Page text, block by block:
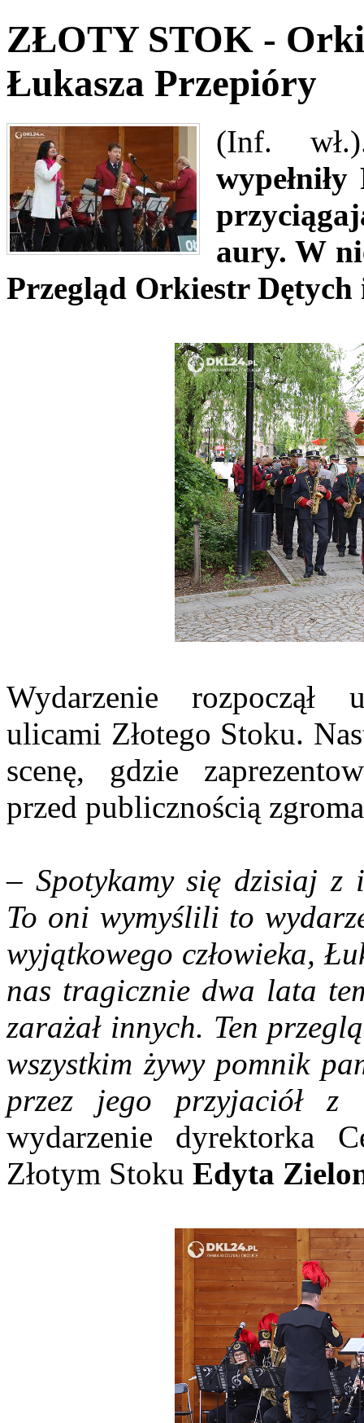
ZŁOTY STOK -
Łukasza Przepióry
(Inf.
aury. W
Przegląd Orkiestr
Wydarzenie rozpoczął
ulicami Złotego Stoku.
scenę, gdzie
przed publicznością
– Spotykamy się dzisiaj z
To oni wymyślili to
wyjątkowego człowieka,
nas tragicznie dwa lata
zarażał innych. Ten
wszystkim żywy pomnik
przez jego przyjaciół z
wydarzenie dyrektorka
Złotym Stoku Edyta